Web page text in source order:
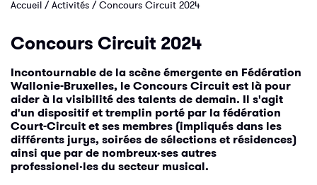
Accueil /Activités /Concours Circuit 2024
Concours Circuit 2024
Incontournable de la scène émergente en Fédération
Wallonie-Bruxelles, le Concours Circuit est là pour
aider à la visibilité des talents de demain. Il s'agit
d'un dispositif et tremplin porté par la fédération
Court-Circuit et ses membres (impliqués dans les
différents jurys, soirées de sélections et résidences)
ainsi que par de nombreux·ses autres
professionel·les du secteur musical.